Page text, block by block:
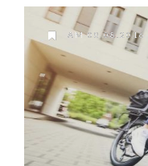
AM 08.08.2016